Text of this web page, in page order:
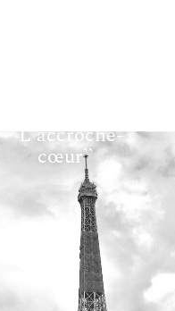
``L'accroche-
cœur``